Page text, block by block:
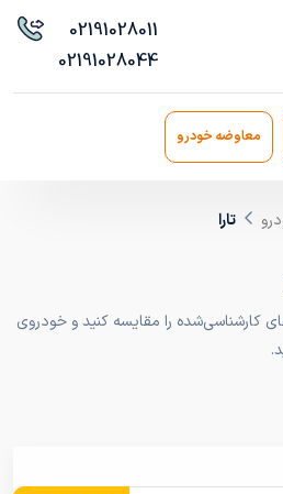
02191028011
02191028044
معاوضه خودرو
تارا
کارشناسی‌شده را مقایسه کنید و خودروی